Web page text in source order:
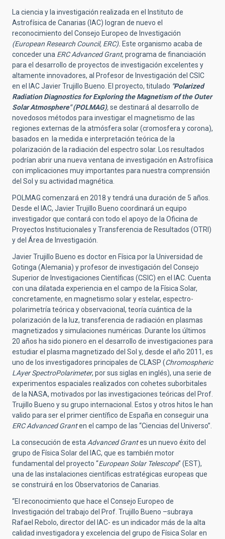
La ciencia y la investigación realizada en el Instituto de
Astrofísica de Canarias (IAC) logran de nuevo el
reconocimiento del Consejo Europeo de Investigación
(European Research Council, ERC). Este organismo acaba de
conceder una ERC Advanced Grant, programa de financiación
para el desarrollo de proyectos de investigación excelentes y
altamente innovadores, al Profesor de Investigación del CSIC
en el IAC Javier Trujillo Bueno. El proyecto, titulado "Polarized
Radiation Diagnostics for Exploring the Magnetism of the Outer
Solar Atmosphere" (POLMAG),se destinará al desarrollo de
novedosos métodos para investigar el magnetismo de las
regiones externas de la atmósfera solar (cromosfera y corona),
basados en la medida e interpretación teórica de la
polarización de la radiación del espectro solar. Los resultados
podrían abrir una nueva ventana de investigación en Astrofísica
con implicaciones muy importantes para nuestra comprensión
del Sol y su actividad magnética.
POLMAG comenzará en 2018 y tendrá una duración de 5 años.
Desde el IAC, Javier Trujillo Bueno coordinará un equipo
investigador que contará con todo el apoyo de la Oficina de
Proyectos Institucionales y Transferencia de Resultados (OTRI)
y del Área de Investigación.
Javier Trujillo Bueno es doctor en Física por la Universidad de
Gotinga (Alemania) y profesor de investigación del Consejo
Superior de Investigaciones Científicas (CSIC) en el IAC. Cuenta
con una dilatada experiencia en el campo de la Física Solar,
concretamente, en magnetismo solar y estelar, espectro-
polarimetría teórica y observacional, teoría cuántica de la
polarización de la luz, transferencia de radiación en plasmas
magnetizados y simulaciones numéricas. Durante los últimos
20 años ha sido pionero en el desarrollo de investigaciones para
estudiar el plasma magnetizado del Sol y, desde el año 2011, es
uno de los investigadores principales de CLASP (Chromospheric
LAyer SpectroPolarimeter, por sus siglas en inglés), una serie de
experimentos espaciales realizados con cohetes suborbitales
de la NASA, motivados por las investigaciones teóricas del Prof.
Trujillo Bueno y su grupo internacional. Estos y otros hitos le han
valido para ser el primer científico de España en conseguir una
ERC Advanced Granten el campo de las “Ciencias del Universo”.
La consecución de estaAdvanced Grantes un nuevo éxito del
grupo de Física Solar del IAC, que es también motor
fundamental del proyecto “European Solar Telescope” (EST),
una de las instalaciones científicas estratégicas europeas que
se construirá en los Observatorios de Canarias.
“El reconocimiento que hace el Consejo Europeo de
Investigación del trabajo del Prof. Trujillo Bueno –subraya
Rafael Rebolo, director del IAC- es un indicador más de la alta
calidad investigadora y excelencia del grupo de Física Solar en